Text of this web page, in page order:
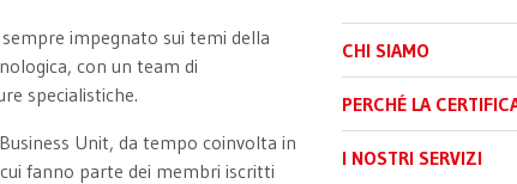
impegnato sui temi della
con un team di
specialistiche.
Unit, da tempo coinvolta in
fanno parte dei membri iscritti
CHI SIAMO
PERCHÉ LA
I NOSTRI SERVIZI